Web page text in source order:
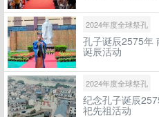
2024年度全球祭孔
孔子诞辰2575年
诞辰活动
2024年度全球祭孔
纪念孔子诞辰
祀先祖活动